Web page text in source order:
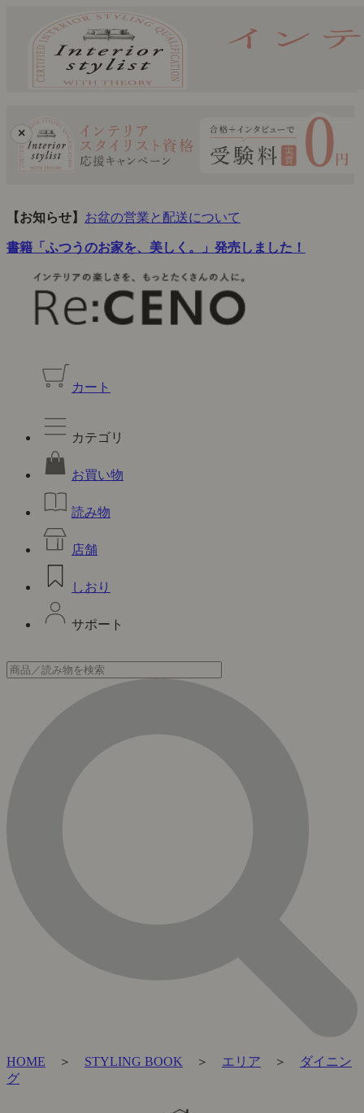
×
【お知らせ】 お盆の営業と配送について
書籍「ふつうのお家を、美しく。」発売しました！
カート
カテゴリ
お買い物
読み物
店舗
しおり
サポート
HOME ＞ STYLING BOOK ＞ エリア ＞
ダイニン
グ